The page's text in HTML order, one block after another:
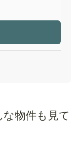
物件も見て